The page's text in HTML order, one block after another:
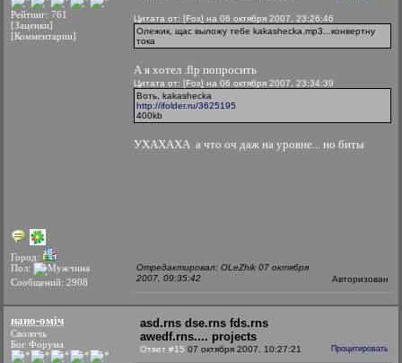
Рейтинг: 761
[Заценки]
[Комментарии]
Город:
Пол:
Сообщений: 2908
Цитата от: [Fox] на 06 октября 2007, 23:26:46
Олежик, щас выложу тебе kakashecka.mp3...конвертну
тока
А я хотел .flp попросить
Цитата от: [Fox] на 06 октября 2007, 23:34:39
Воть, kakashecka
http://ifolder.ru/3625195
400kb
УХАХАХА а что оч даж на уровне... но биты
Отредактировал: OLeZhik 07 октября
2007, 09:35:42
Авторизован
нано-оміч
Сволочь
Бог Форума
asd.rns dse.rns fds.rns
awedf.rns.... projects
Ответ #15 07 октября 2007, 10:27:21 Процитировать